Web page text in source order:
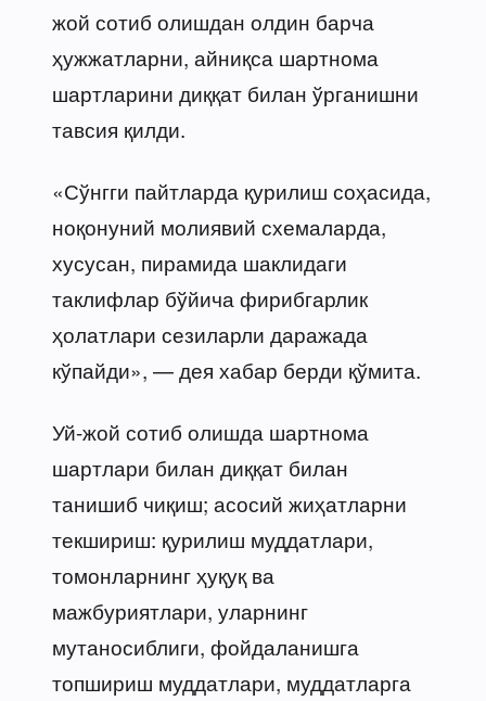
жой сотиб олишдан олдин барча
ҳужжатларни, айниқса шартнома
шартларини диққат билан ўрганишни
тавсия қилди.
«Сўнгги пайтларда қурилиш соҳасида,
ноқонуний молиявий схемаларда,
хусусан, пирамида шаклидаги
таклифлар бўйича фирибгарлик
ҳолатлари сезиларли даражада
кўпайди», — дея хабар берди қўмита.
Уй-жой сотиб олишда шартнома
шартлари билан диққат билан
танишиб чиқиш; асосий жиҳатларни
текшириш: қурилиш муддатлари,
томонларнинг ҳуқуқ ва
мажбуриятлари, уларнинг
мутаносиблиги, фойдаланишга
топшириш муддатлари, муддатларга